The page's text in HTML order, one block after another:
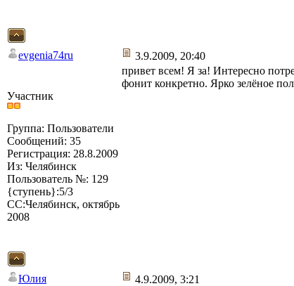
evgenia74ru 3.9.2009, 20:40
Участник
Группа: Пользователи
Сообщений: 35
Регистрация: 28.8.2009
Из: Челябинск
Пользователь №: 129
{ступень}:5/3
СС:Челябинск, октябрь
2008
привет всем! Я за! Интересно
фонит конкретно. Ярко зелёное
Юлия 4.9.2009, 3:21